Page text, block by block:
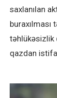
saxlanılan
təhlükəsizlik
qazdan